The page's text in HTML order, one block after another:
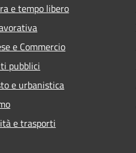
e tempo libero
e Commercio
pubblici
e urbanistica
e trasporti